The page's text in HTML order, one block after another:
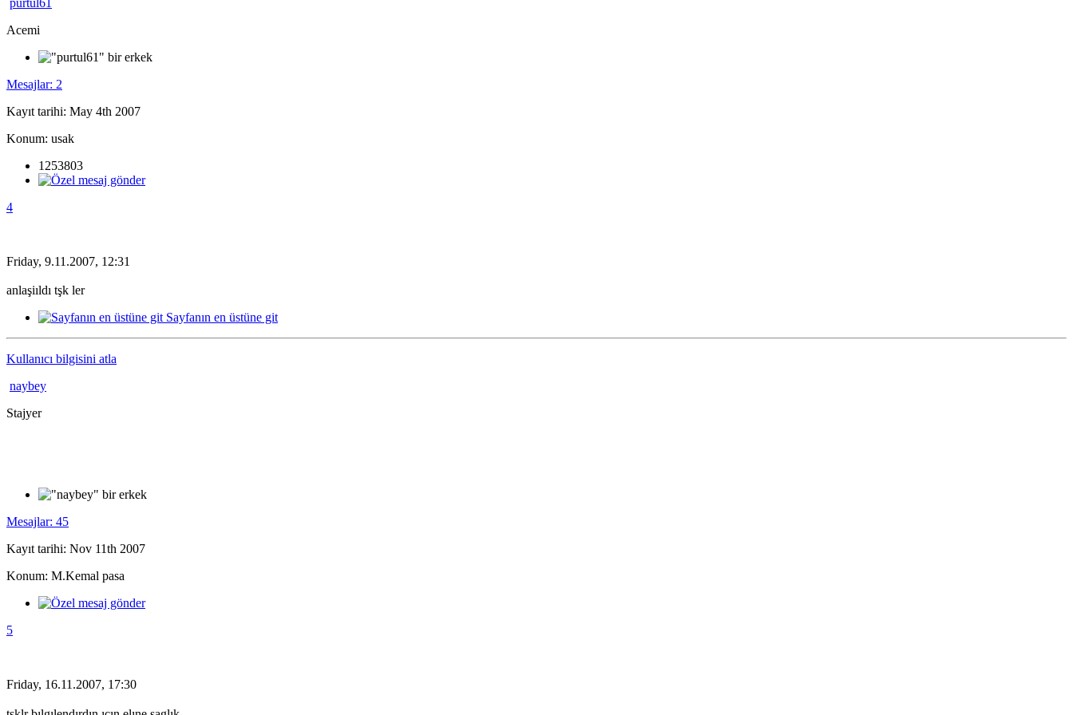
Acemi
Mesajlar: 2
Kayıt tarihi: May 4th 2007
Konum: usak
1253803
4
Friday, 9.11.2007, 12:31
anlaşiıldı tşk ler
Sayfanın en üstüne git
Kullanıcı bilgisini atla
naybey
Stajyer
Mesajlar: 45
Kayıt tarihi: Nov 11th 2007
Konum: M.Kemal pasa
5
Friday, 16.11.2007, 17:30